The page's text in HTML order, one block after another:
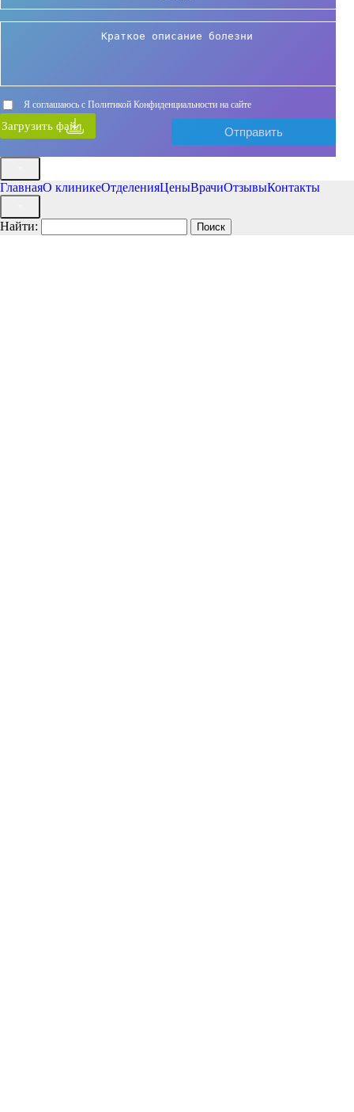
Я соглашаюсь с Политикой Конфиденциальности на сайте
Загрузить файл
ГлавнаяО клиникеОтделенияЦеныВрачиОтзывыКонтакты
Найти: